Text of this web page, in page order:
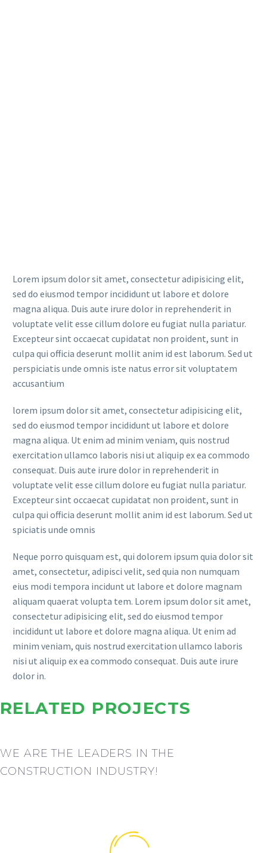
Lorem ipsum dolor sit amet, consectetur adipisicing elit,
sed do eiusmod tempor incididunt ut labore et dolore
magna aliqua. Duis aute irure dolor in reprehenderit in
voluptate velit esse cillum dolore eu fugiat nulla pariatur.
Excepteur sint occaecat cupidatat non proident, sunt in
culpa qui officia deserunt mollit anim id est laborum. Sed ut
perspiciatis unde omnis iste natus error sit voluptatem
accusantium
lorem ipsum dolor sit amet, consectetur adipisicing elit,
sed do eiusmod tempor incididunt ut labore et dolore
magna aliqua. Ut enim ad minim veniam, quis nostrud
exercitation ullamco laboris nisi ut aliquip ex ea commodo
consequat. Duis aute irure dolor in reprehenderit in
voluptate velit esse cillum dolore eu fugiat nulla pariatur.
Excepteur sint occaecat cupidatat non proident, sunt in
culpa qui officia deserunt mollit anim id est laborum. Sed ut
spiciatis unde omnis
Neque porro quisquam est, qui dolorem ipsum quia dolor sit
amet, consectetur, adipisci velit, sed quia non numquam
eius modi tempora incidunt ut labore et dolore magnam
aliquam quaerat volupta tem. Lorem ipsum dolor sit amet,
consectetur adipisicing elit, sed do eiusmod tempor
incididunt ut labore et dolore magna aliqua. Ut enim ad
minim veniam, quis nostrud exercitation ullamco laboris
nisi ut aliquip ex ea commodo consequat. Duis aute irure
dolor in.
RELATED PROJECTS
WE ARE THE LEADERS IN THE
CONSTRUCTION INDUSTRY!